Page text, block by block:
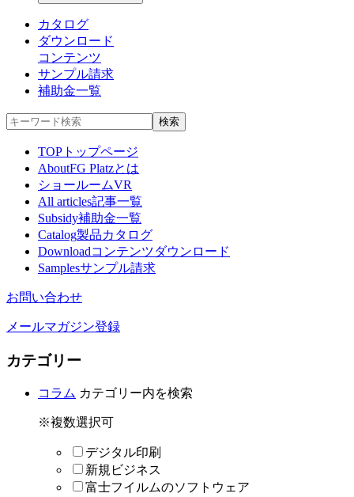
カタログ
ダウンロード
コンテンツ
サンプル請求
補助金一覧
TOP トップページ
AboutFG Platzとは
ショールームVR
All articles記事一覧
Subsidy補助金一覧
Catalog製品カタログ
Downloadコンテンツダウンロード
Samplesサンプル請求
お問い合わせ
メールマガジン登録
カテゴリー
コラム カテゴリー内を検索
※複数選択可
デジタル印刷
新規ビジネス
富士フイルムのソフトウェア